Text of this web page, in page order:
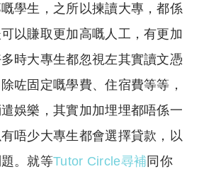
p
y
Li
n
k
at
s
A
p
p
學生，之所以揀讀大專，都係
以賺取更加高嘅人工，有更加
時大專生都忽視左其實讀文憑
咗固定嘅學費、住宿費等等，
娛樂，其實加加埋埋都唔係一
唔少大專生都會選擇貸款，以
。就等Tutor Circle尋補 同你